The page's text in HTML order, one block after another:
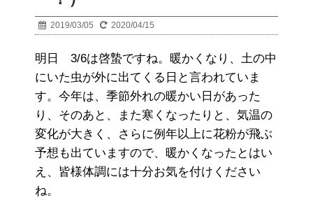
2019/03/05 2020/04/15
明日 3/6は啓蟄ですね。暖かくなり、土の中
にいた虫が外に出てくる日と言われていま
す。今年は、季節外れの暖かい日があった
り、そのあと、また寒くなったりと、気温の
変化が大きく、さらに例年以上に花粉が飛ぶ
予想も出ていますので、暖かくなったとはい
え、皆様体調には十分お気を付けください
ね。